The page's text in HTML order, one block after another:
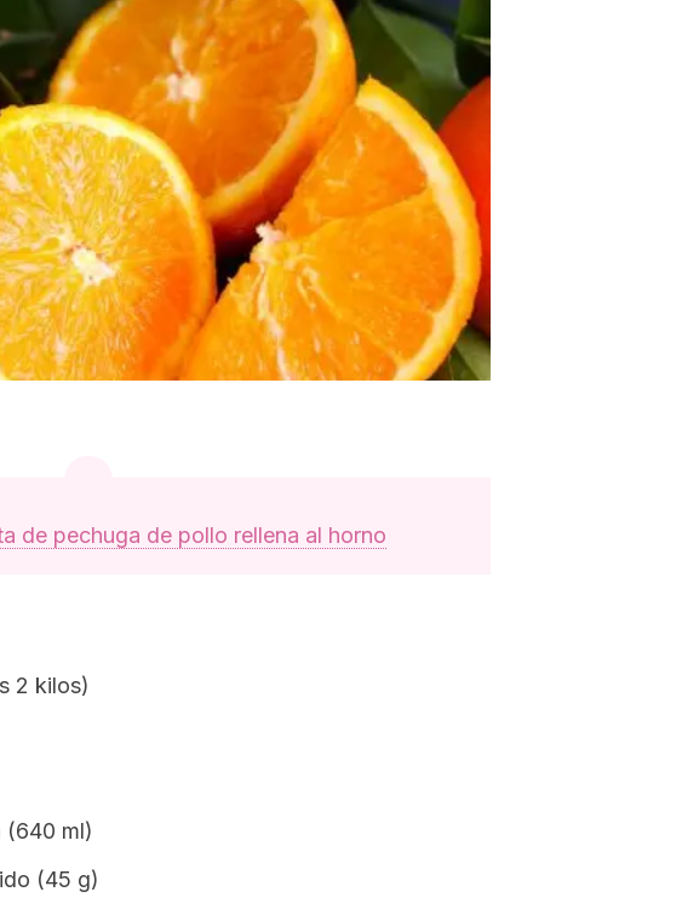
de pechuga de pollo rellena al horno
2 kilos)
(640 ml)
(45 g)